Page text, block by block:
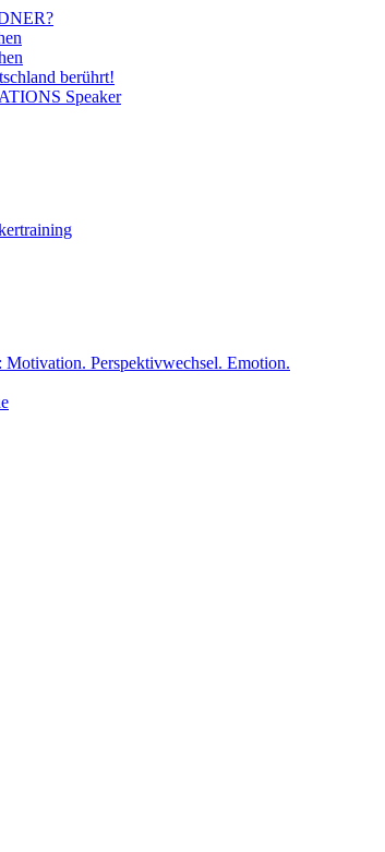
berührt!
Speaker
Perspektivwechsel. Emotion.